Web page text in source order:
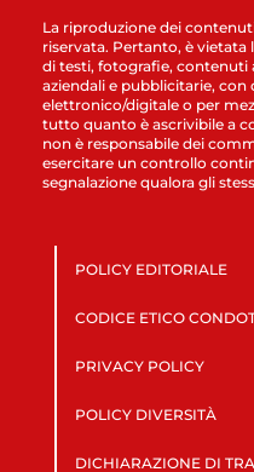
La riproduzione dei
riservata. Pertanto, è vietata
di testi, fotografie, contenuti
aziendali e pubblicitarie, con
elettronico/digitale o per
tutto quanto è ascrivibile a
non è responsabile dei
esercitare un controllo
segnalazione qualora gli
POLICY EDITORIALE
CODICE ETICO
PRIVACY POLICY
POLICY DIVERSITÀ
DICHIARAZIONE DI